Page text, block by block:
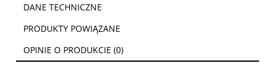
DANE TECHNICZNE
PRODUKTY POWIĄZANE
OPINIE O PRODUKCIE (0)